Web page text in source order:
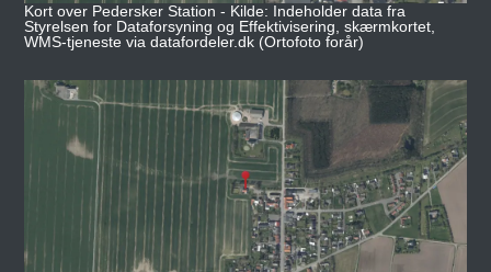
Kort over Pedersker Station - Kilde: Indeholder data fra
Styrelsen for Dataforsyning og Effektivisering, skærmkortet,
WMS-tjeneste via datafordeler.dk (Ortofoto forår)